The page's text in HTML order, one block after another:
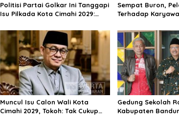
Politisi Partai Golkar Ini Tanggapi
Isu Pilkada Kota Cimahi 2029:
Sempat Buron,
Terhadap
Polisi
Muncul Isu Calon Wali Kota
Cimahi 2029, Tokoh: Tak Cukup
Gedung Sekolah
Kabupaten